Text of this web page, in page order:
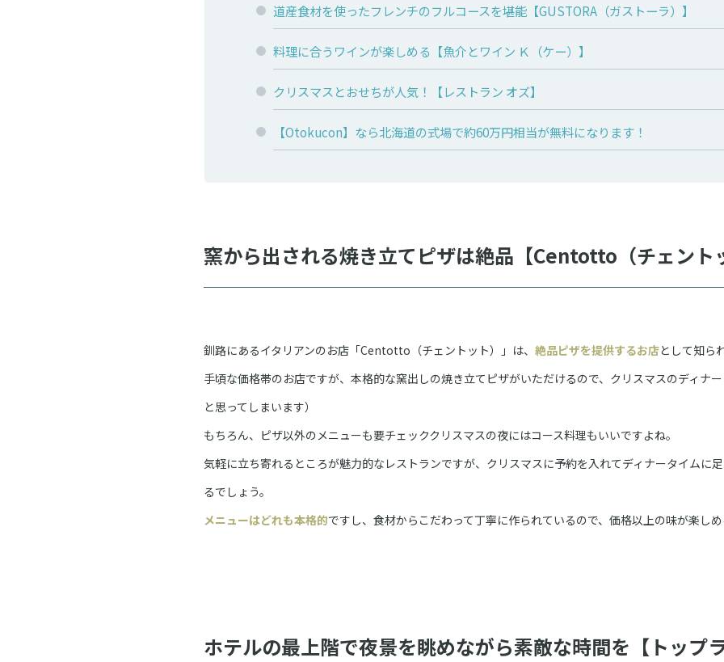
道産食材を使ったフレンチのフルコースを堪能【GUSTORA（ガストーラ）】
料理に合うワインが楽しめる【魚介とワイン Ｋ（ケー）】
クリスマスとおせちが人気！【レストラン オズ】
【Otokucon】なら北海道の式場で約60万円相当が無料になります！
窯から出される焼き立てピザは絶品【Centotto（チェント
釧路にあるイタリアンのお店「Centotto（チェントット）」は、 絶品ピザを提供するお店として知ら
手頃な価格帯のお店ですが、本格的な窯出しの焼き立てピザがいただけるので、クリスマスのディナ
と思ってしまいます）
もちろん、ピザ以外のメニューも要チェッククリスマスの夜にはコース料理もいいですよね。
気軽に立ち寄れるところが魅力的なレストランですが、クリスマスに予約を入れてディナータイムに
るでしょう。
メニューはどれも本格的ですし、食材からこだわって丁寧に作られているので、価格以上の味が楽し
ホテルの最上階で夜景を眺めながら素敵な時間を【トップ